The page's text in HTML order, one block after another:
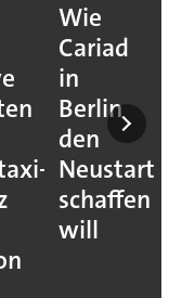
Wie
Cariad
in
Berlin
den
Neustart
schaffen
will